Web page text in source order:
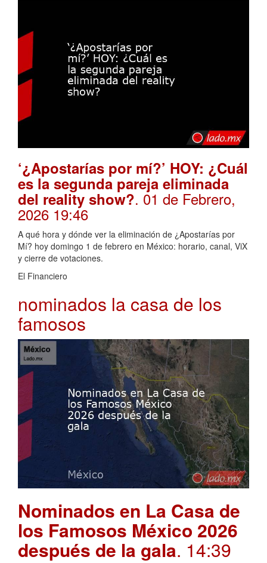
‘¿Apostarías por mí?’ HOY: ¿Cuál
es la segunda pareja eliminada
del reality show?. 01 de Febrero,
2026 19:46
A qué hora y dónde ver la eliminación de ¿Apostarías por
Mí? hoy domingo 1 de febrero en México: horario, canal, ViX
y cierre de votaciones.
El Financiero
nominados la casa de los
famosos
Nominados en La Casa de
los Famosos México 2026
después de la gala. 14:39